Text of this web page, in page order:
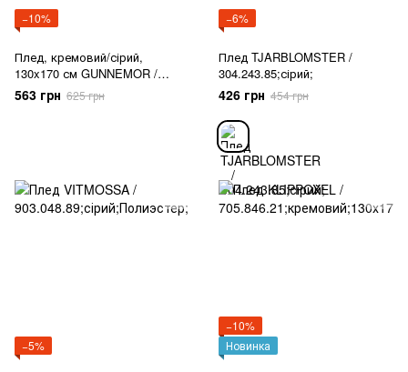
−10%
Плед, кремовий/сірий,
130x170 см GUNNEMOR /
105.154.66
563 грн 625 грн
−6%
Плед TJARBLOMSTER /
304.243.85;сірий;
426 грн 454 грн
−5%
−10%
Новинка